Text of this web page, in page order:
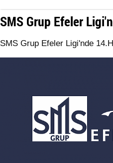
SMS Grup Efeler
SMS Grup Efeler Ligi'nde